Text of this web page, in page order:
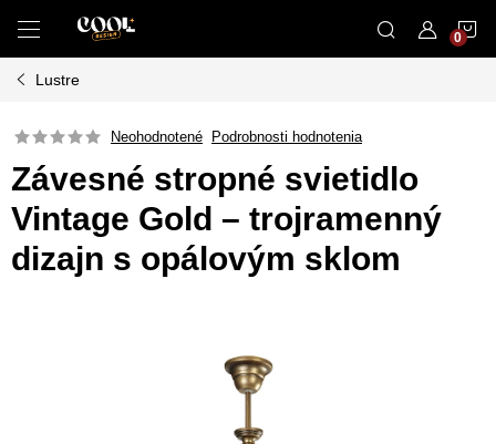
obsah
Lustre
Neohodnotené Podrobnosti hodnotenia
Závesné stropné svietidlo
Vintage Gold – trojramenný
dizajn s opálovým sklom